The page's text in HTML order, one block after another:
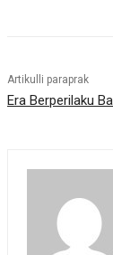
Artikulli paraprak
Era Berperilaku